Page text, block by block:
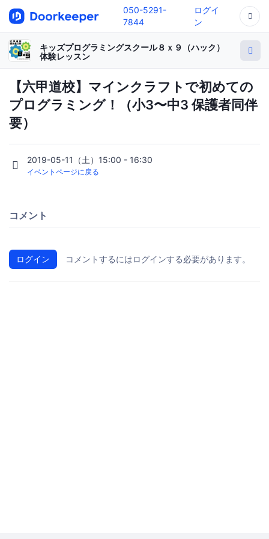
050-5291-
7844
ログイ
ン
キッズプログラミングスクール８ｘ９（ハック）
体験レッスン
【六甲道校】マインクラフトで初めての
プログラミング！（小3〜中3 保護者同伴
要）
2019-05-11（土）15:00 - 16:30
イベントページに戻る
コメント
ログイン コメントするにはログインする必要があります。